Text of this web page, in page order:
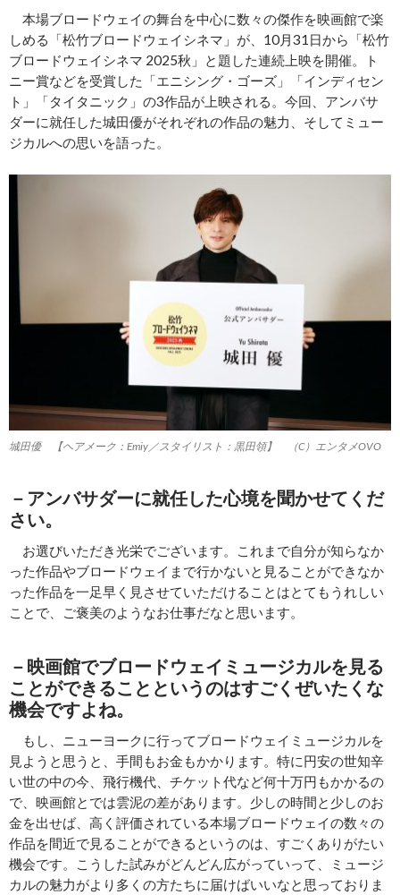
本場ブロードウェイの舞台を中心に数々の傑作を映画館で楽
しめる「松竹ブロードウェイシネマ」が、10月31日から「松竹
ブロードウェイシネマ 2025秋」と題した連続上映を開催。ト
ニー賞などを受賞した「エニシング・ゴーズ」「インディセン
ト」「タイタニック」の3作品が上映される。今回、アンバサ
ダーに就任した城田優がそれぞれの作品の魅力、そしてミュー
ジカルへの思いを語った。
城田優 【ヘアメーク：Emiy／スタイリスト：黒田領】 （C）エンタメOVO
－アンバサダーに就任した心境を聞かせてくだ
さい。
お選びいただき光栄でございます。これまで自分が知らなか
った作品やブロードウェイまで行かないと見ることができなか
った作品を一足早く見させていただけることはとてもうれしい
ことで、ご褒美のようなお仕事だなと思います。
－映画館でブロードウェイミュージカルを見る
ことができることというのはすごくぜいたくな
機会ですよね。
もし、ニューヨークに行ってブロードウェイミュージカルを
見ようと思うと、手間もお金もかかります。特に円安の世知辛
い世の中の今、飛行機代、チケット代など何十万円もかかるの
で、映画館とでは雲泥の差があります。少しの時間と少しのお
金を出せば、高く評価されている本場ブロードウェイの数々の
作品を間近で見ることができるというのは、すごくありがたい
機会です。こうした試みがどんどん広がっていって、ミュージ
カルの魅力がより多くの方たちに届けばいいなと思っておりま